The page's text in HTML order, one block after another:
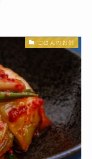
ごはんのお供